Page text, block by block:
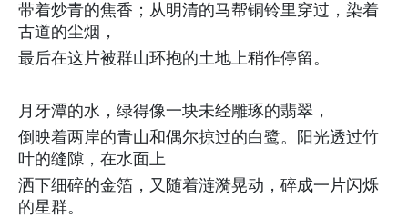
带着炒青的焦香；从明清的马帮铜铃里穿过，染着
古道的尘烟，
最后在这片被群山环抱的土地上稍作停留。
月牙潭的水，绿得像一块未经雕琢的翡翠，
倒映着两岸的青山和偶尔掠过的白鹭。阳光透过竹
叶的缝隙，在水面上
洒下细碎的金箔，又随着涟漪晃动，碎成一片闪烁
的星群。